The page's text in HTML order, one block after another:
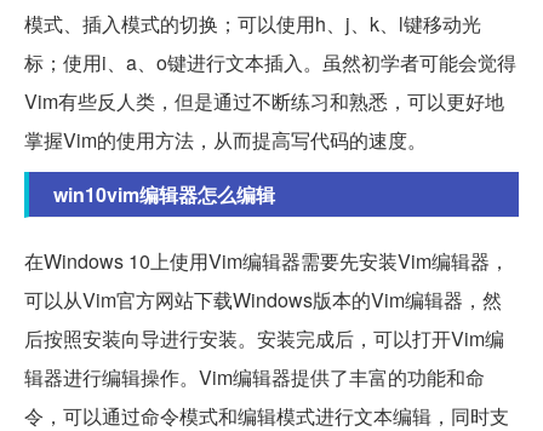
模式、插入模式的切换；可以使用h、j、k、l键移动光
标；使用i、a、o键进行文本插入。虽然初学者可能会觉得
Vim有些反人类，但是通过不断练习和熟悉，可以更好地
掌握Vim的使用方法，从而提高写代码的速度。
win10vim编辑器怎么编辑
在Windows 10上使用Vim编辑器需要先安装Vim编辑器，
可以从Vim官方网站下载Windows版本的Vim编辑器，然
后按照安装向导进行安装。安装完成后，可以打开Vim编
辑器进行编辑操作。Vim编辑器提供了丰富的功能和命
令，可以通过命令模式和编辑模式进行文本编辑，同时支